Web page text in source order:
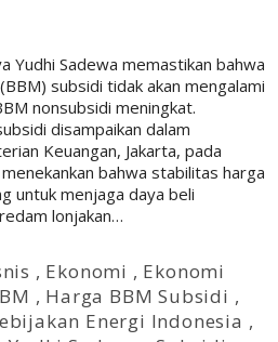
Yudhi Sadewa memastikan bahwa
subsidi tidak akan mengalami
nonsubsidi meningkat.
disampaikan dalam
Keuangan, Jakarta, pada
bahwa stabilitas harga
untuk menjaga daya beli
lonjakan…
, Ekonomi , Ekonomi
, Harga BBM Subsidi ,
Energi Indonesia ,